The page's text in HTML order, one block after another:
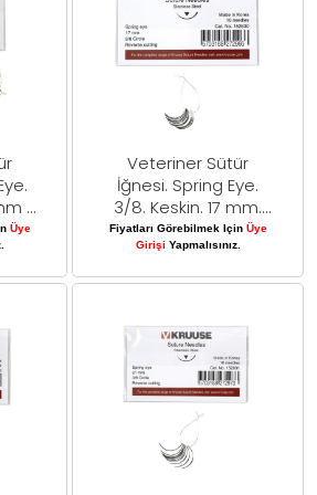
x
Üye
Veteriner Sütür
İğnesi. Spring Eye.
3/8. Keskin. 17 mm.
10/pk
Fiyatları Görebilmek Için Üye
Girişi Yapmalısınız.